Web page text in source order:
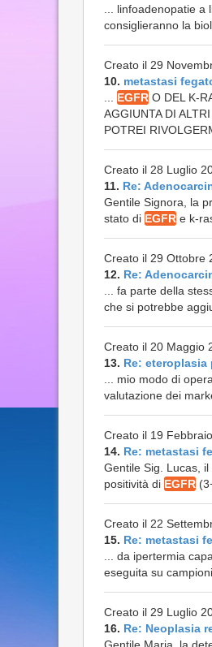
... linfoadenopatie
consiglieranno la
Creato il 29
10. metastasi
EGFR O DEL K-
AGGIUNTA DI
POTREI
Creato il 28 Luglio
11. Re:
Gentile Signora, la
stato di EGFR e k-
Creato il 29 Ottobre
12. Re:
... fa parte della
che si potrebbe
Creato il 20 Maggio
13. Re: eteroplasia
... mio modo di
valutazione dei
Creato il 19
14. Re: metastasi
Gentile Sig. Lucas,
positività di EGFR
Creato il 22
15. Re: metastasi
... da ipertermia
eseguita su
Creato il 29 Luglio
16. Re: Neoplasia